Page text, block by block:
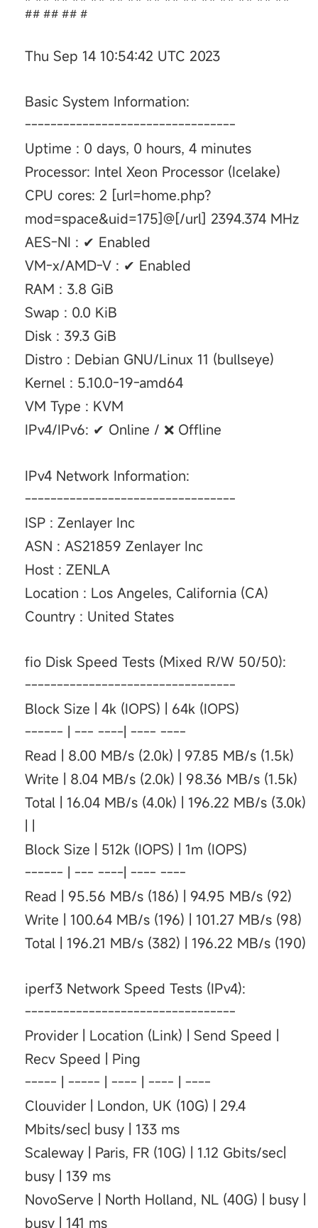
## ## ## #
Thu Sep 14 10:54:42 UTC 2023
Basic System Information:
---------------------------------
Uptime : 0 days, 0 hours, 4 minutes
Processor: Intel Xeon Processor (Icelake)
CPU cores: 2 [url=home.php?
mod=space&uid=175]@[/url] 2394.374 MHz
AES-NI : ✔ Enabled
VM-x/AMD-V : ✔ Enabled
RAM : 3.8 GiB
Swap : 0.0 KiB
Disk : 39.3 GiB
Distro : Debian GNU/Linux 11 (bullseye)
Kernel : 5.10.0-19-amd64
VM Type : KVM
IPv4/IPv6: ✔ Online / ❌ Offline
IPv4 Network Information:
---------------------------------
ISP : Zenlayer Inc
ASN : AS21859 Zenlayer Inc
Host : ZENLA
Location : Los Angeles, California (CA)
Country : United States
fio Disk Speed Tests (Mixed R/W 50/50):
---------------------------------
Block Size | 4k (IOPS) | 64k (IOPS)
------ | --- ----| ---- ----
Read | 8.00 MB/s (2.0k) | 97.85 MB/s (1.5k)
Write | 8.04 MB/s (2.0k) | 98.36 MB/s (1.5k)
Total | 16.04 MB/s (4.0k) | 196.22 MB/s (3.0k)
| |
Block Size | 512k (IOPS) | 1m (IOPS)
------ | --- ----| ---- ----
Read | 95.56 MB/s (186) | 94.95 MB/s (92)
Write | 100.64 MB/s (196) | 101.27 MB/s (98)
Total | 196.21 MB/s (382) | 196.22 MB/s (190)
iperf3 Network Speed Tests (IPv4):
---------------------------------
Provider | Location (Link) | Send Speed |
Recv Speed | Ping
----- | ----- | ---- | ---- | ----
Clouvider | London, UK (10G) | 29.4
Mbits/sec| busy | 133 ms
Scaleway | Paris, FR (10G) | 1.12 Gbits/sec|
busy | 139 ms
NovoServe | North Holland, NL (40G) | busy |
busy | 141 ms